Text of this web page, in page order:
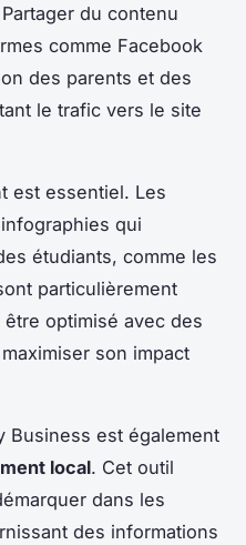
du contenu
comme Facebook
des parents et des
le trafic vers le site
est essentiel. Les
qui
étudiants, comme les
particulièrement
optimisé avec des
son impact
Business est également
local. Cet outil
dans les
des informations